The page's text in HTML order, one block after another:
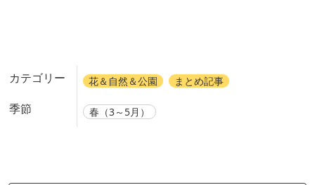
カテゴリー 花＆自然＆公園 まとめ記事
季節 春（3～5月）